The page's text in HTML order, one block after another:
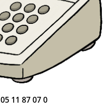
05 11 87 07 0